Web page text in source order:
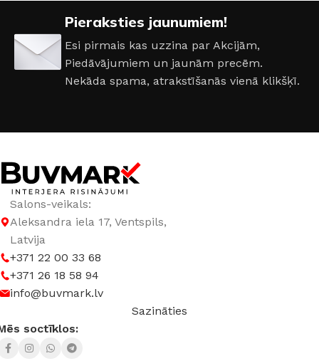
RAŽOTĀJS Creativa
Pieraksties jaunumiem!
Esi pirmais kas uzzina par Akcijām,
Piedāvājumiem un jaunām precēm.
Nekāda spama, atrakstīšanās vienā klikšķī.
Salons-veikals:
Aleksandra iela 17, Ventspils,
Latvija
+371 22 00 33 68
+371 26 18 58 94
info@buvmark.lv
Sazināties
soctīklos: